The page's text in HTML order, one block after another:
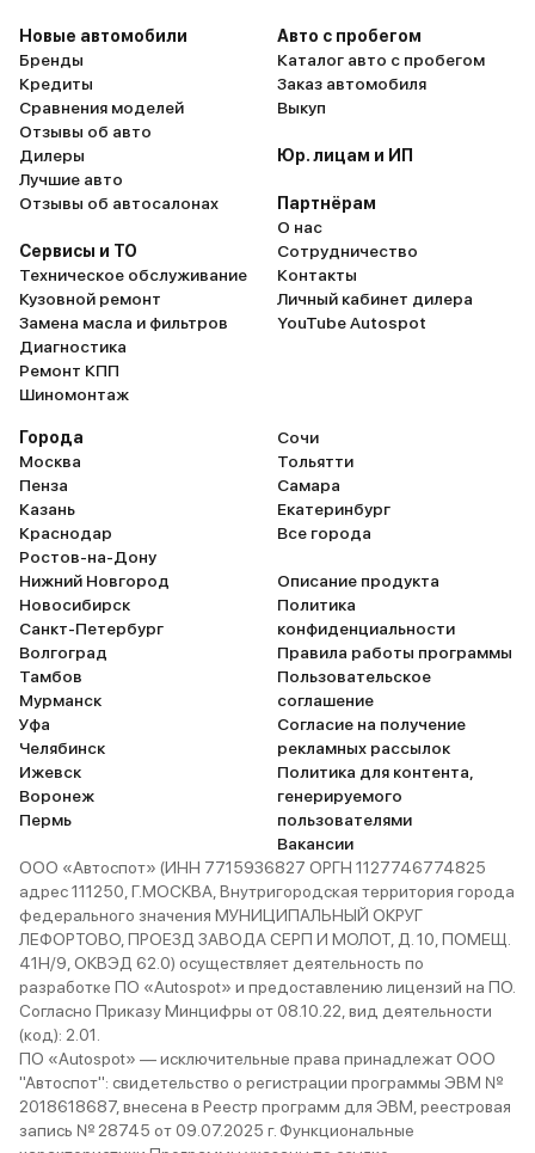
Новые автомобили
Бренды
Кредиты
Сравнения моделей
Отзывы об авто
Дилеры
Лучшие авто
Отзывы об автосалонах
Сервисы и ТО
Техническое обслуживание
Кузовной ремонт
Замена масла и фильтров
Диагностика
Ремонт КПП
Шиномонтаж
Авто с пробегом
Каталог авто с пробегом
Заказ автомобиля
Выкуп
Юр. лицам и ИП
Партнёрам
О нас
Сотрудничество
Контакты
Личный кабинет дилера
YouTube Autospot
Города
Москва
Пенза
Казань
Краснодар
Ростов-на-Дону
Нижний Новгород
Новосибирск
Санкт-Петербург
Волгоград
Тамбов
Мурманск
Уфа
Челябинск
Ижевск
Воронеж
Пермь
Сочи
Тольятти
Самара
Екатеринбург
Все города
Описание продукта
Политика
конфиденциальности
Правила работы программы
Пользовательское
соглашение
Согласие на получение
рекламных рассылок
Политика для контента,
генерируемого
пользователями
Вакансии
ООО «Автоспот» (ИНН 7715936827 ОРГН 1127746774825
адрес 111250, Г.МОСКВА, Внутригородская территория города
федерального значения МУНИЦИПАЛЬНЫЙ ОКРУГ
ЛЕФОРТОВО, ПРОЕЗД ЗАВОДА СЕРП И МОЛОТ, Д. 10, ПОМЕЩ.
41Н/9, ОКВЭД 62.0) осуществляет деятельность по
разработке ПО «Autospot» и предоставлению лицензий на ПО.
Согласно Приказу Минцифры от 08.10.22, вид деятельности
(код): 2.01.
ПО «Autospot» — исключительные права принадлежат ООО
"Автоспот": свидетельство о регистрации программы ЭВМ №
2018618687, внесена в Реестр программ для ЭВМ, реестровая
запись № 28745 от 09.07.2025 г. Функциональные